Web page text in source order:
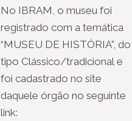
No IBRAM, o museu foi
registrado com a temática
“MUSEU DE HISTÓRIA”, do
tipo Clássico/tradicional e
foi cadastrado no site
daquele órgão no seguinte
link: